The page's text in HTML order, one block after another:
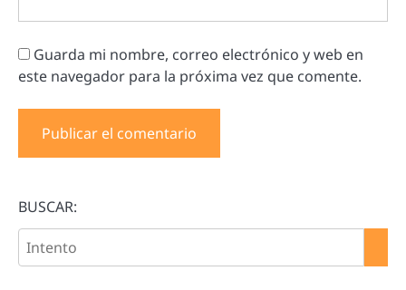
Guarda mi nombre, correo electrónico y web en
este navegador para la próxima vez que comente.
BUSCAR: